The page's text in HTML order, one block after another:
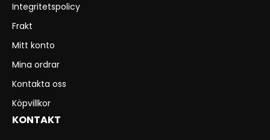
Integritetspolicy
Frakt
Mitt konto
Mina ordrar
Kontakta oss
Köpvillkor
KONTAKT